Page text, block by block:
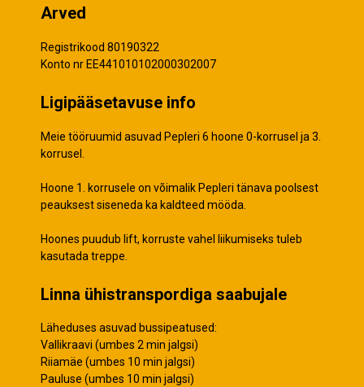
Arved
Registrikood 80190322
Konto nr EE441010102000302007
Ligipääsetavuse info
Meie tööruumid asuvad Pepleri 6 hoone 0-korrusel ja 3.
korrusel.
Hoone 1. korrusele on võimalik Pepleri tänava poolsest
peauksest siseneda ka kaldteed mööda.
Hoones puudub lift, korruste vahel liikumiseks tuleb
kasutada treppe.
Linna ühistranspordiga saabujale
Läheduses asuvad bussipeatused:
Vallikraavi (umbes 2 min jalgsi)
Riiamäe (umbes 10 min jalgsi)
Pauluse (umbes 10 min jalgsi)